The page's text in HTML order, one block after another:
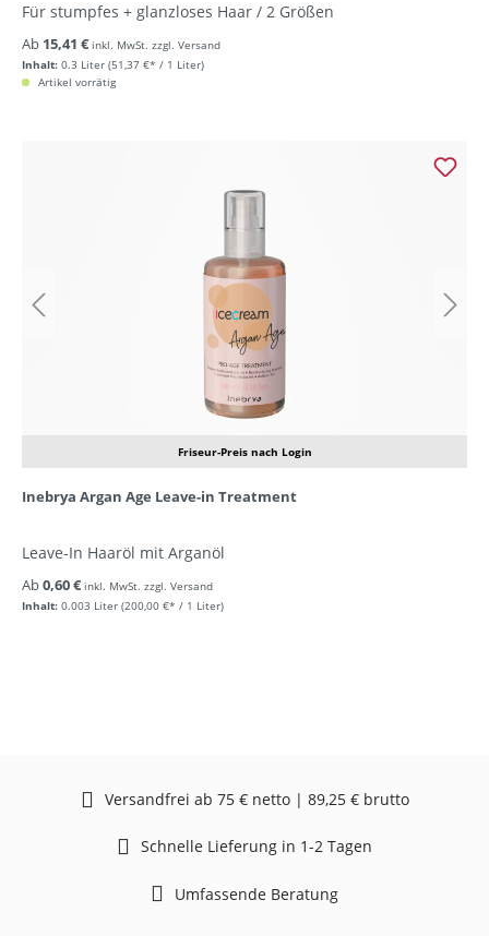
Für stumpfes + glanzloses Haar / 2 Größen
Inhalt: 0.3 Liter (51,37 €* / 1 Liter)
Ab 15,41 € inkl. MwSt. zzgl. Versand
Artikel vorrätig
Friseur-Preis nach Login
Inebrya Argan Age Leave-in Treatment
Leave-In Haaröl mit Arganöl
Inhalt: 0.003 Liter (200,00 €* / 1 Liter)
Ab0,60 € inkl. MwSt. zzgl. Versand
Versandfrei ab 75 € netto | 89,25 € brutto
Schnelle Lieferung in 1-2 Tagen
Umfassende Beratung